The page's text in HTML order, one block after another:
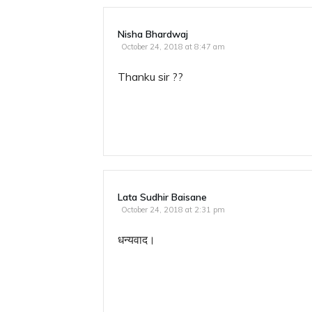
Nisha Bhardwaj
October 24, 2018 at 8:47 am
Thanku sir ??
Lata Sudhir Baisane
October 24, 2018 at 2:31 pm
धन्यवाद।